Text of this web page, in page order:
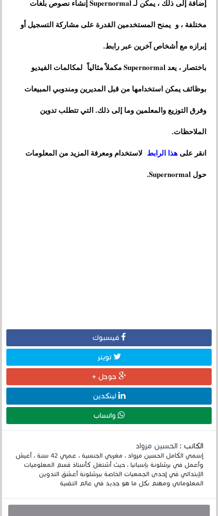
إضافة إلى ذلك ، يمكن لـ Supernormal إنشاء نصوص بلغات
مختلفة ، و يمنح المستخدمين القدرة على مشاركة التسجيل أو
إبرازه مع أشخاص آخرين عبر رابط.
باختصار ، يعد Supernormal مكملاً مثالياً لمكالمات الفيديو
بوظائف يمكن استخدامها من قبل المديرين ومندوبي المبيعات
وفرق التوزيع والمعلمين وما إلى ذلك. التي تتطلب تدوين
الملاحظات.
انقر علىهذا الرابط لاستخدام ومعرفة المزيد من المعلومات
حول Supernormal.
فيسبوك
تويتر
جوجل +
لينكدين
واتساب
الكاتب :الحسين مزواد
إسمي الكامل الحسين مزواد ، مغربي الجنسية ، عمري 42 سنة ، أعيش
وأعمل في برشلونة بإسبانيا ، حيث أشتغل كأستاذ قسم المعلوميات
الإبتدائي في إحدى الجمعيات الخاصة ببرشلونة أعشق التدوين
المعلوماتي ومهتم بكل ما هو جديد في عالم التقنية